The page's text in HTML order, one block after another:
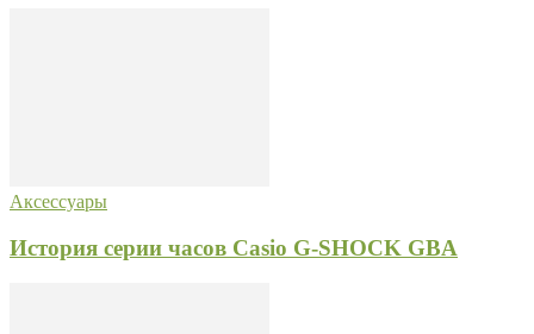
Аксессуары
История серии часов Casio G-SHOCK GBA